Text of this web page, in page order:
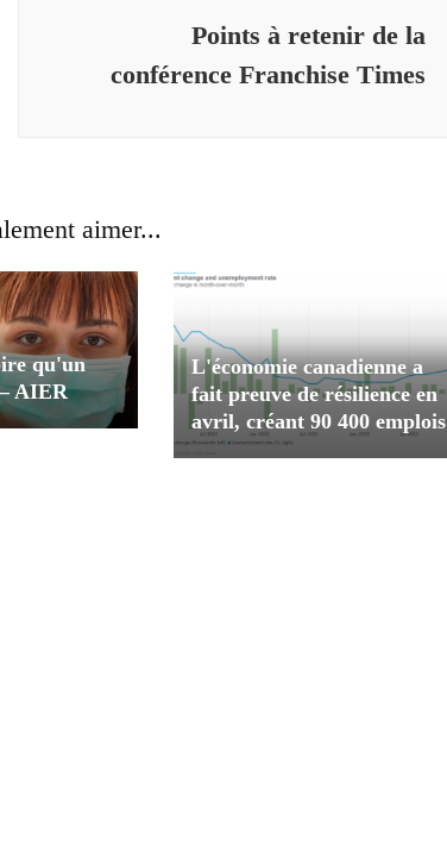
Points à retenir de la
conférence Franchise Times
aimer...
qu'un
AIER
L'économie canadienne a
fait preuve de résilience en
avril, créant 90 400 emplois